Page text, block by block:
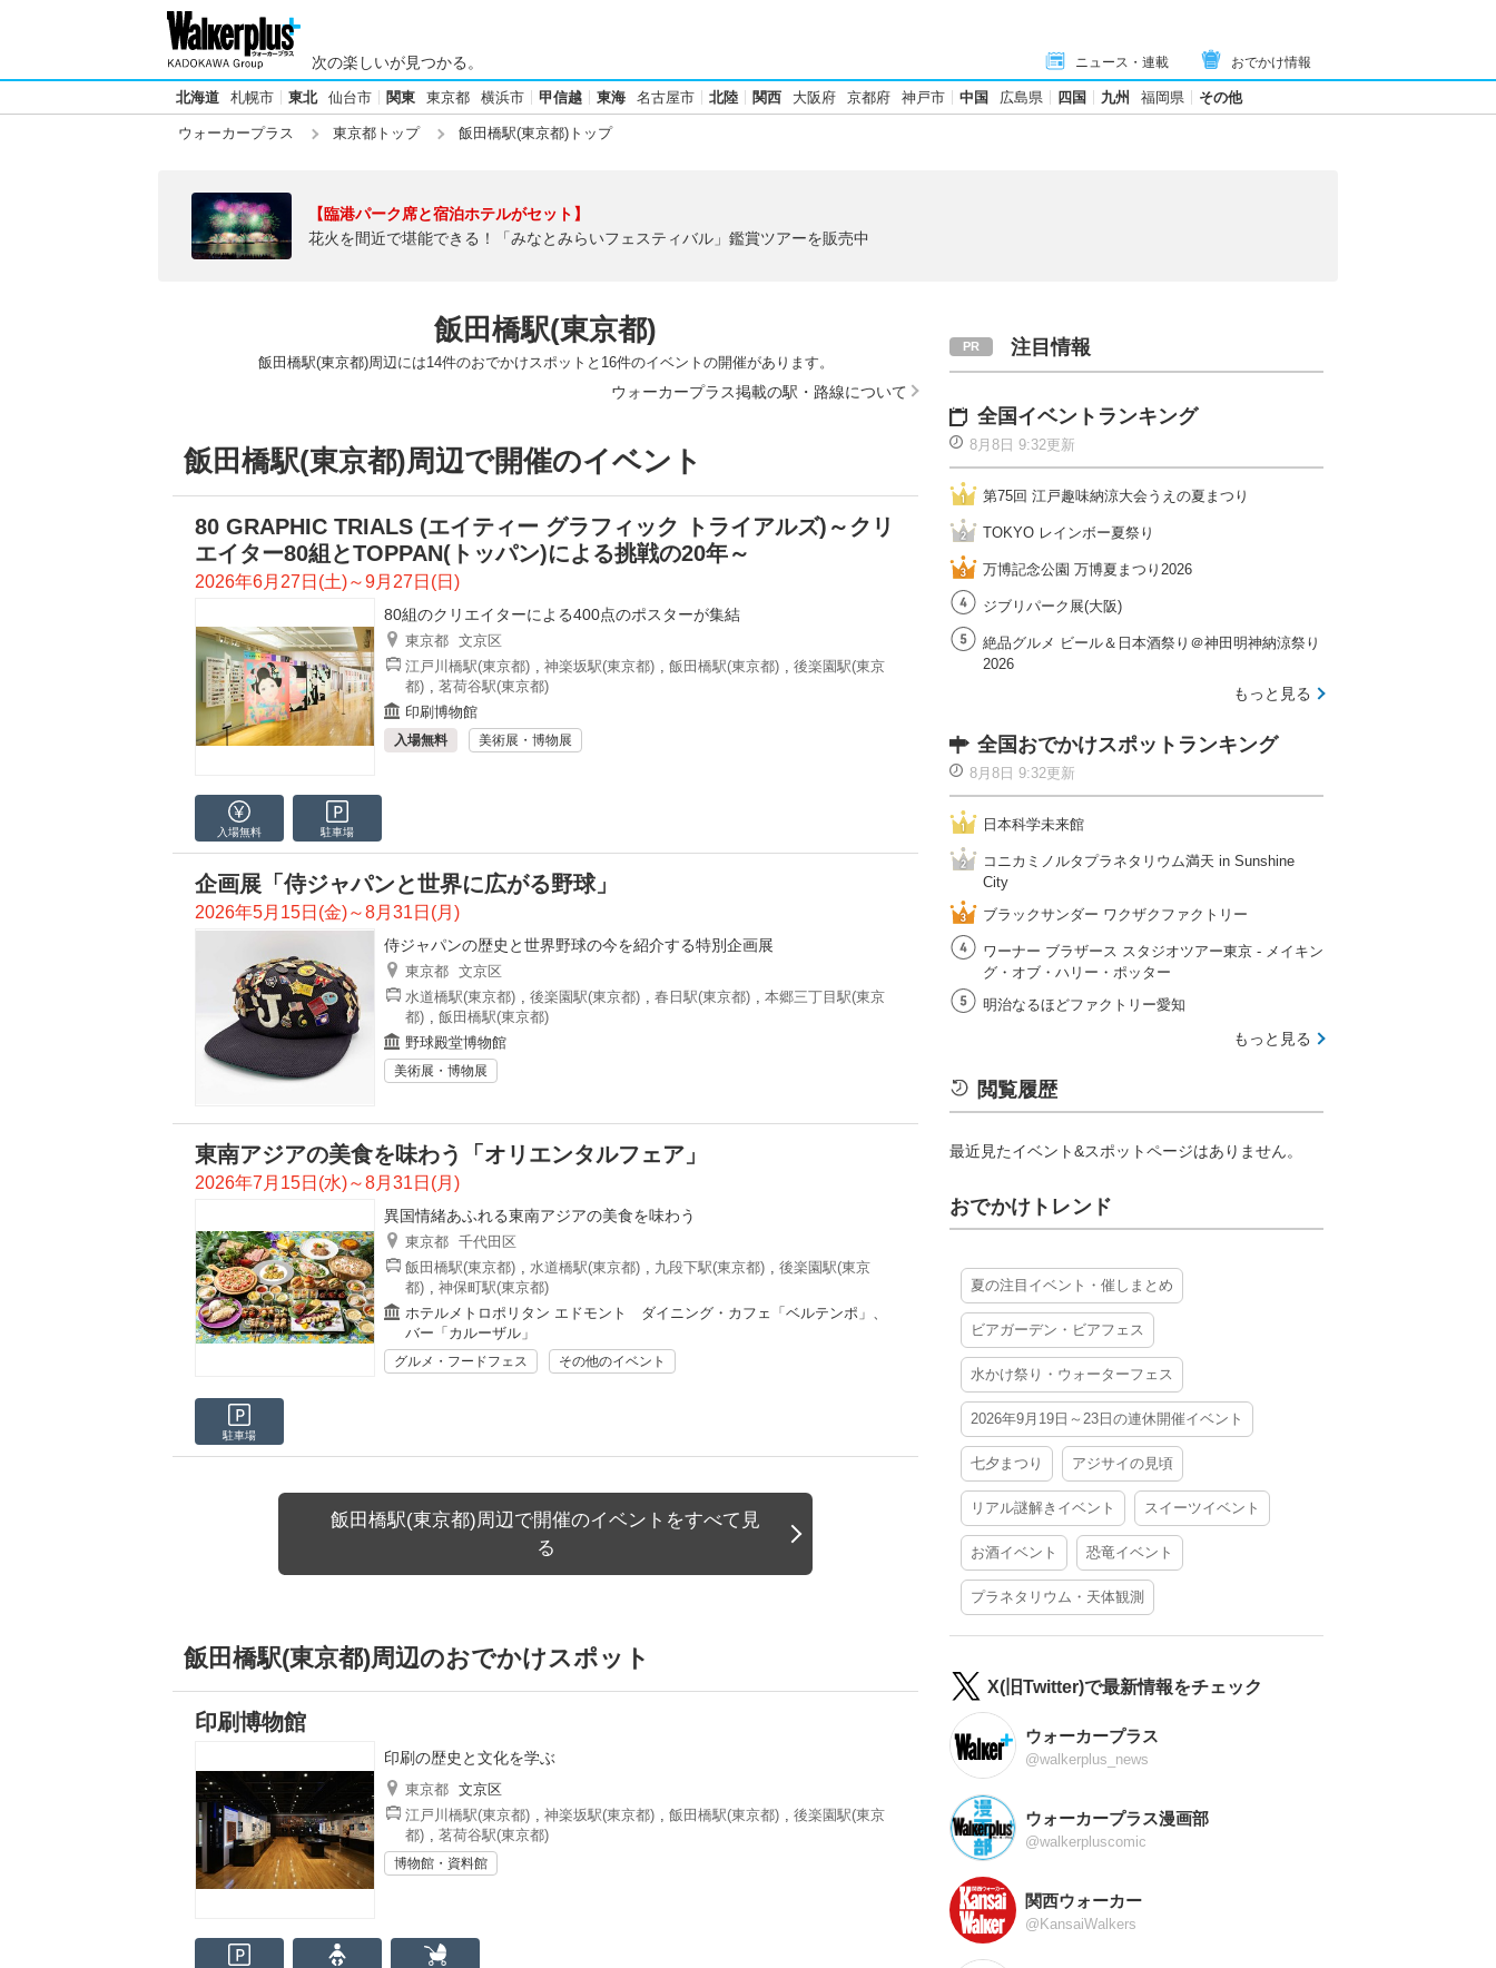
次の楽しいが見つかる。 ニュース・連載 おでかけ情報
北海道 札幌市 東北 仙台市 関東 東京都 横浜市 甲信越 東海 名古屋市 北陸 関西 大阪府 京都府 神戸市 中国 広島県 四国 九州 福岡県 その他
ウォーカープラス 東京都トップ 飯田橋駅(東京都)トップ
【臨港パーク席と宿泊ホテルがセット】
花火を間近で堪能できる！「みなとみらいフェスティバル」鑑賞ツアーを販売中
飯田橋駅(東京都)
飯田橋駅(東京都)周辺には14件のおでかけスポットと16件のイベントの開催があります。
ウォーカープラス掲載の駅・路線について
飯田橋駅(東京都)周辺で開催のイベント
80 GRAPHIC TRIALS (エイティー グラフィック トライアルズ)～クリ
エイター80組とTOPPAN(トッパン)による挑戦の20年～
2026年6月27日(土)～9月27日(日)
80組のクリエイターによる400点のポスターが集結
東京都 文京区
江戸川橋駅(東京都) , 神楽坂駅(東京都) , 飯田橋駅(東京都) , 後楽園駅(東京
都) , 茗荷谷駅(東京都)
印刷博物館
入場無料 美術展・博物展
入場無料 駐車場
企画展「侍ジャパンと世界に広がる野球」
2026年5月15日(金)～8月31日(月)
侍ジャパンの歴史と世界野球の今を紹介する特別企画展
東京都 文京区
水道橋駅(東京都) , 後楽園駅(東京都) , 春日駅(東京都) , 本郷三丁目駅(東京
都) , 飯田橋駅(東京都)
野球殿堂博物館
美術展・博物展
東南アジアの美食を味わう「オリエンタルフェア」
2026年7月15日(水)～8月31日(月)
異国情緒あふれる東南アジアの美食を味わう
東京都 千代田区
飯田橋駅(東京都) , 水道橋駅(東京都) , 九段下駅(東京都) , 後楽園駅(東京
都) , 神保町駅(東京都)
ホテルメトロポリタン エドモント ダイニング・カフェ「ベルテンポ」、
バー「カルーザル」
グルメ・フードフェス その他のイベント
駐車場
飯田橋駅(東京都)周辺で開催のイベントをすべて見
る
飯田橋駅(東京都)周辺のおでかけスポット
印刷博物館
印刷の歴史と文化を学ぶ
東京都 文京区
江戸川橋駅(東京都) , 神楽坂駅(東京都) , 飯田橋駅(東京都) , 後楽園駅(東京
都) , 茗荷谷駅(東京都)
博物館・資料館
注目情報
全国イベントランキング
8月8日 9:32更新
第75回 江戸趣味納涼大会うえの夏まつり
TOKYO レインボー夏祭り
万博記念公園 万博夏まつり2026
ジブリパーク展(大阪)
絶品グルメ ビール＆日本酒祭り＠神田明神納涼祭り
2026
もっと見る
全国おでかけスポットランキング
8月8日 9:32更新
日本科学未来館
コニカミノルタプラネタリウム満天 in Sunshine
City
ブラックサンダー ワクザクファクトリー
ワーナー ブラザース スタジオツアー東京 ‐ メイキン
グ・オブ・ハリー・ポッター
明治なるほどファクトリー愛知
もっと見る
閲覧履歴
最近見たイベント&スポットページはありません。
おでかけトレンド
夏の注目イベント・催しまとめ
ビアガーデン・ビアフェス
水かけ祭り・ウォーターフェス
2026年9月19日～23日の連休開催イベント
七夕まつり アジサイの見頃
リアル謎解きイベント スイーツイベント
お酒イベント 恐竜イベント
プラネタリウム・天体観測
X(旧Twitter)で最新情報をチェック
ウォーカープラス
@walkerplus_news
ウォーカープラス漫画部
@walkerpluscomic
関西ウォーカー
@KansaiWalkers